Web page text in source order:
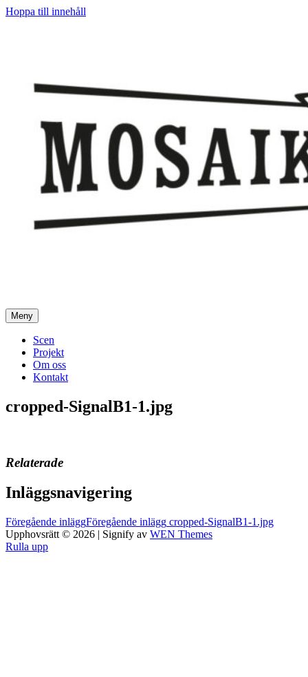
Hoppa till innehåll
Meny
Scen
Projekt
Om oss
Kontakt
cropped-SignalB1-1.jpg
Relaterade
Inläggsnavigering
Föregående inläggFöregående inlägg cropped-SignalB1-1.jpg
Upphovsrätt © 2026 | Signify av WEN Themes
Rulla upp